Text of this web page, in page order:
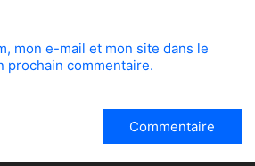
mon e-mail et mon site dans le
prochain commentaire.